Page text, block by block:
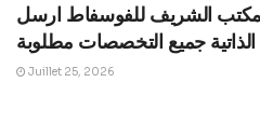
الشريف للفوسفاط ارسل
جميع التخصصات مطلوبة
Juillet 25, 2026